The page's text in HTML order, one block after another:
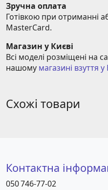
Зручна оплата
Готівкою при отриманні
MasterCard.
Магазин у Києві
Всі моделі розміщені на
нашому магазині взуття у
Схожі товари
Контактна
050 746-77-02